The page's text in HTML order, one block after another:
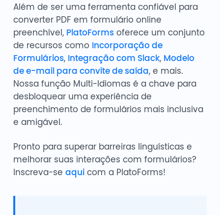
Além de ser uma ferramenta confiável para
converter PDF em formulário online
preenchível, PlatoFormsoferece um conjunto
de recursos como Incorporação de
Formulários, Integração com Slack, Modelo
de e-mail para convite de saída, e mais.
Nossa função Multi-Idiomas é a chave para
desbloquear uma experiência de
preenchimento de formulários mais inclusiva
e amigável.
Pronto para superar barreiras linguísticas e
melhorar suas interações com formulários?
Inscreva-se aquicom a PlatoForms!